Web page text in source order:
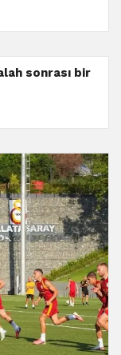
sonrası bir